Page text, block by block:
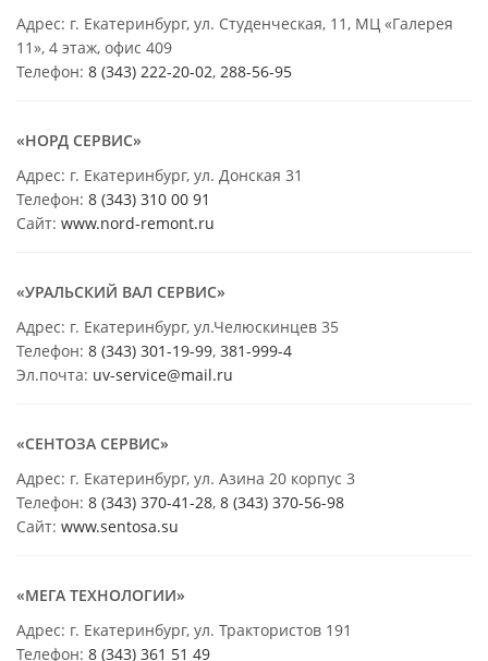
Адрес: г. Екатеринбург, ул. Студенческая, 11, МЦ «Галерея
11», 4 этаж, офис 409
Телефон: 8 (343) 222-20-02, 288-56-95
«НОРД СЕРВИС»
Адрес: г. Екатеринбург, ул. Донская 31
Телефон: 8 (343) 310 00 91
Сайт: www.nord-remont.ru
«УРАЛЬСКИЙ ВАЛ СЕРВИС»
Адрес: г. Екатеринбург, ул.Челюскинцев 35
Телефон: 8 (343) 301-19-99, 381-999-4
Эл.почта: uv-service@mail.ru
«СЕНТОЗА СЕРВИС»
Адрес: г. Екатеринбург, ул. Азина 20 корпус 3
Телефон: 8 (343) 370-41-28, 8 (343) 370-56-98
Сайт: www.sentosa.su
«МЕГА ТЕХНОЛОГИИ»
Адрес: г. Екатеринбург, ул. Трактористов 191
Телефон: 8 (343) 361 51 49